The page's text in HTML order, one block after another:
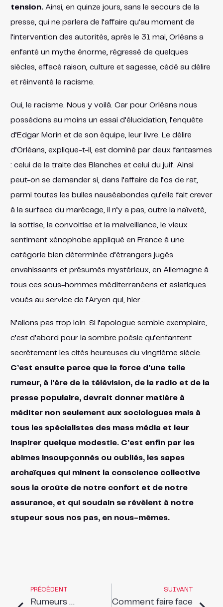
tension.Ainsi, en quinze jours, sans le secours de la
presse, qui ne parlera de l’affaire qu’au moment de
l’intervention des autorités, après le 31 mai, Orléans a
enfanté un mythe énorme, régressé de quelques
siècles, effacé raison, culture et sagesse, cédé au délire
et réinventé le racisme.
Oui, le racisme. Nous y voilà. Car pour Orléans nous
possédons au moins un essai d’élucidation, l’enquête
d’Edgar Morin et de son équipe, leur livre. Le délire
d’Orléans, explique-t-il, est dominé par deux fantasmes
: celui de la traite des Blanches et celui du juif. Ainsi
peut-on se demander si, dans l’affaire de l’os de rat,
parmi toutes les bulles nauséabondes qu’elle fait crever
à la surface du marécage, il n’y a pas, outre la naïveté,
la sottise, la convoitise et la malveillance, le vieux
sentiment xénophobe appliqué en France à une
catégorie bien déterminée d’étrangers jugés
envahissants et présumés mystérieux, en Allemagne à
tous ces sous-hommes méditerranéens et asiatiques
voués au service de l’Aryen qui, hier…
N’allons pas trop loin. Si l’apologue semble exemplaire,
c’est d’abord pour la sombre poésie qu’enfantent
secrètement les cités heureuses du vingtième siècle.
C’est ensuite parce que la force d’une telle
rumeur, à l’ère de la télévision, de la radio et de la
presse populaire, devrait donner matière à
méditer non seulement aux sociologues mais à
tous les spécialistes des mass média et leur
inspirer quelque modestie. C’est enfin par les
abîmes insoupçonnés ou oubliés, les sapes
archaïques qui minent la conscience collective
sous la croûte de notre confort et de notre
assurance, et qui soudain se révèlent à notre
stupeur sous nos pas, en nous-mêmes.
PRÉCÉDENT
Rumeurs …
SUIVANT
Comment faire face